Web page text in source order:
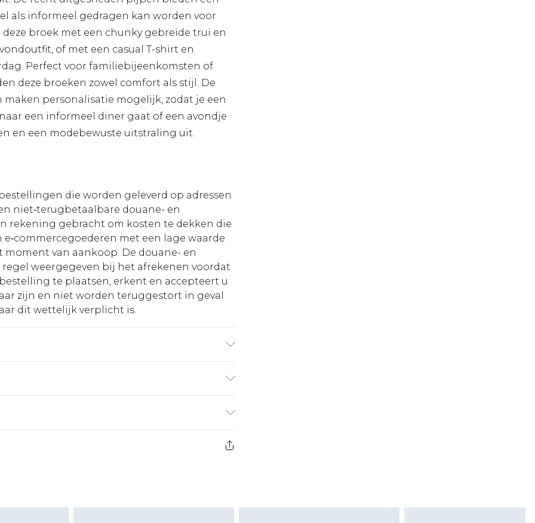
als informeel gedragen kan worden voor
broek met een chunky gebreide trui en
of met een casual T-shirt en
Perfect voor familiebijeenkomsten of
deze broeken zowel comfort als stijl. De
maken personalisatie mogelijk, zodat je een
een informeel diner gaat of een avondje
en een modebewuste uitstraling uit.
die worden geleverd op adressen
niet‑terugbetaalbare douane- en
rekening gebracht om kosten te dekken die
met een lage waarde
van aankoop. De douane- en
weergegeven bij het afrekenen voordat
te plaatsen, erkent en accepteert u
zijn en niet worden teruggestort in geval
dit wettelijk verplicht is.
€5.99
€14.99